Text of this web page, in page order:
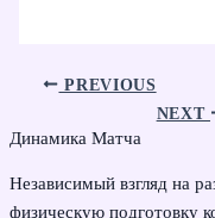
PREVIOUS
NEXT
Динамика Матча
Независимый взгляд на
физическую подготовку